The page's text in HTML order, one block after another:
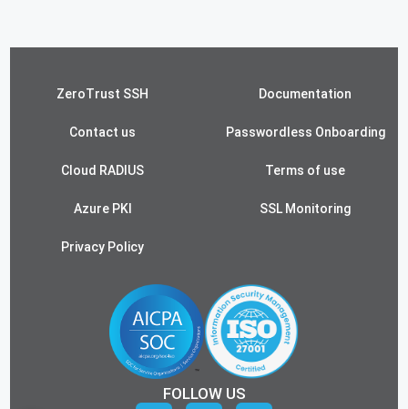
ZeroTrust SSH Documentation
Contact us Passwordless Onboarding
Cloud RADIUS Terms of use
Azure PKI SSL Monitoring
Privacy Policy
FOLLOW US